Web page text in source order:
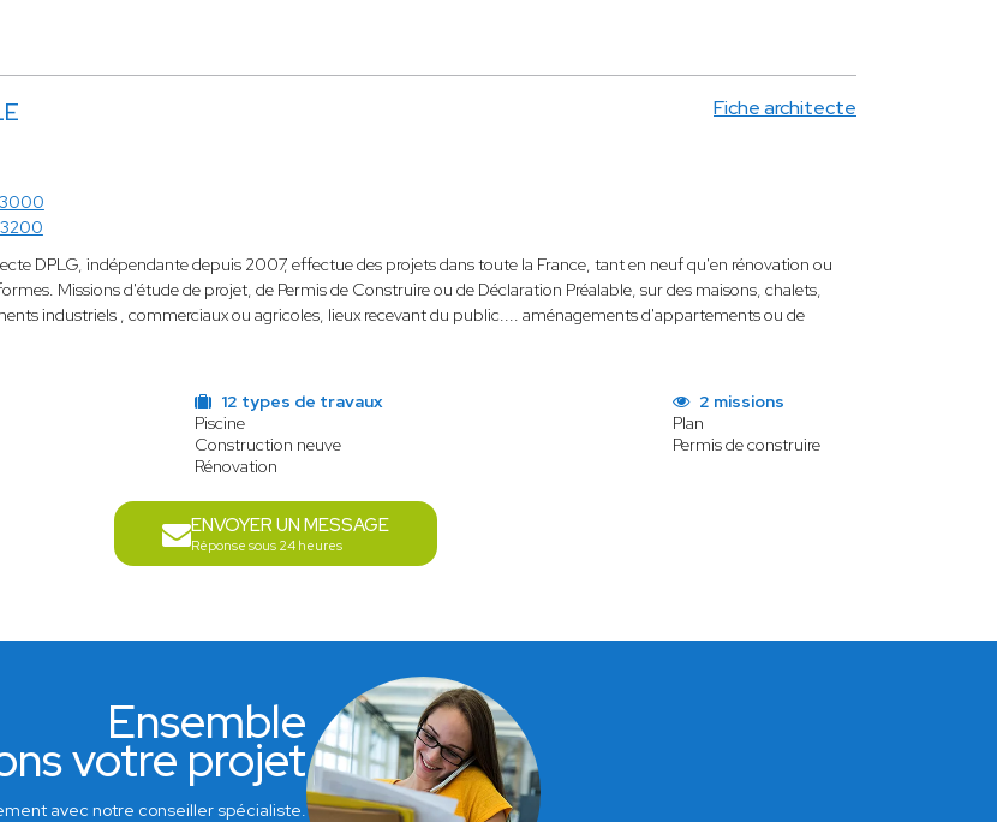
Fiche architecte
DPLG, indépendante depuis 2007, effectue des projets dans toute la France, tant en neuf qu'en rénovation ou
Missions d'étude de projet, de Permis de Construire ou de Déclaration Préalable, sur des maisons, chalets,
industriels , commerciaux ou agricoles, lieux recevant du public.... aménagements d'appartements ou de
12 types de travaux
Piscine
Construction neuve
Rénovation
2 missions
Plan
Permis de construire
ENVOYER UN MESSAGE
Réponse sous 24 heures
Ensemble
votre projet
avec notre conseiller spécialiste.